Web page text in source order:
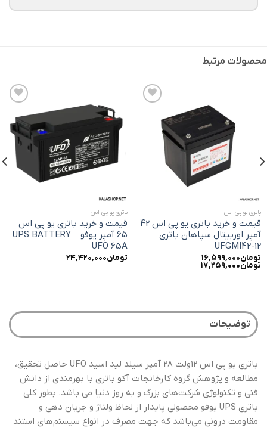
محصولات مرتبط
باتری یو پی اس
قیمت و خرید باتری یو پی اس 42
آمپر اوربیتال سپاهان باتری
UFGMI42-12
تومان۱۶,۵۹۹,۰۰۰–
تومان۱۷,۲۵۹,۰۰۰
به
علاقه
مندی
ها
باتری یو پی اس
قیمت و خرید باتری یو پی اس
65 آمپر یوفو – UPS BATTERY
UFO 65A
تومان۲۴,۴۲۰,۰۰۰
توضیحات
باتری یو پی اس 12ولت 28 آمپر سیلد لید اسید UFO حاصل تحقیق،
مطالعه و پژوهش گروه کارخانجات آکو باتری با بهرمندی از دانش
فنی و تکنولوژی شرکت‌های بزرگ و به روز دنیا می باشد. بطور کلی
باتری UPS یوفو محصولی پایدار از لحاظ ولتاژ و جریان دهی و
مقاومت درونی می‌باشد که جهت مصرف در انواع سیستم‌های استند